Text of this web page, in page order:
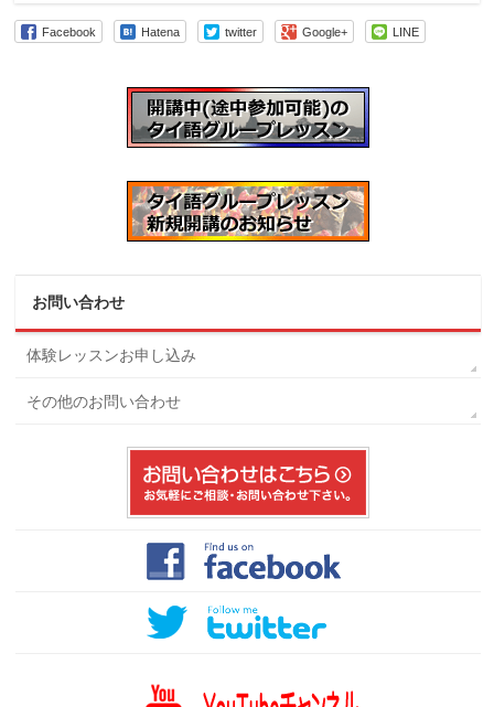
Facebook Hatena twitter Google+ LINE
お問い合わせ
体験レッスンお申し込み
その他のお問い合わせ